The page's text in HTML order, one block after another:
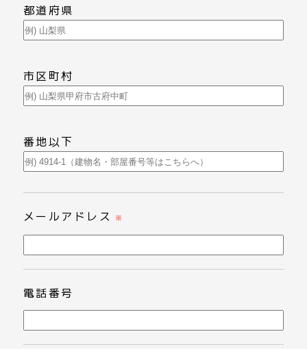
都道府県
市区町村
番地以下
メールアドレス ※
電話番号